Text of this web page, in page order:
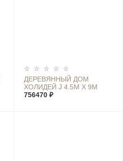
ДЕРЕВЯННЫЙ ДОМ
ХОЛИДЕЙ J 4.5М Х 9М
756470 ₽